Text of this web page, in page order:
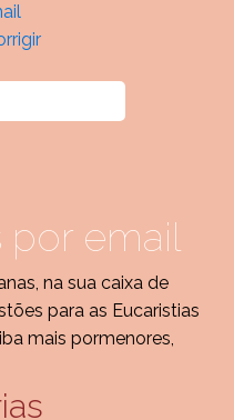
por email
na sua caixa de
para as Eucaristias
mais pormenores,